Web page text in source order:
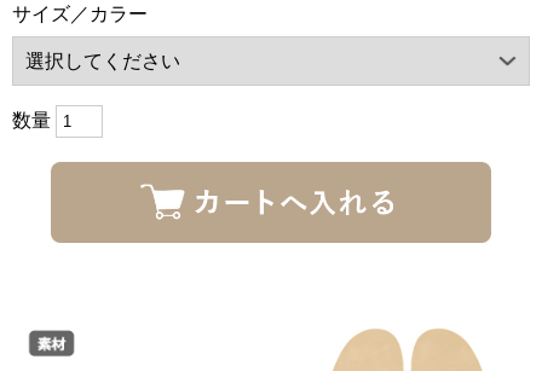
サイズ／カラー
数量